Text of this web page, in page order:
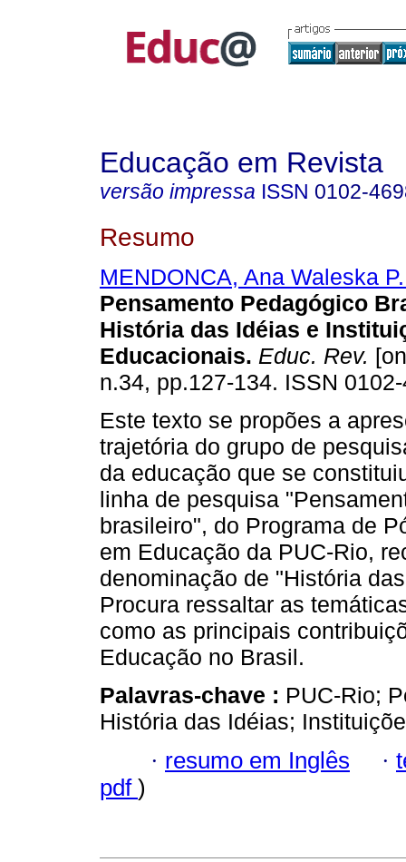
Educação em Revista
versão impressa ISSN 0102-
Resumo
MENDONCA, Ana Waleska
Pensamento Pedagógico
História das Idéias e
Educacionais. Educ. Rev.
n.34, pp.127-134. ISSN
Este texto se propões a
trajetória do grupo de
da educação que se
linha de pesquisa
brasileiro", do Programa de
em Educação da PUC-Rio,
denominação de "História
Procura ressaltar as
como as principais
Educação no Brasil.
Palavras-chave : PUC-Rio;
História das Idéias;
· resumo em Inglês ·
pdf )